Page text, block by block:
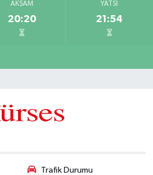
AKŞAM
20:20
YATSI
21:54
Trafik Durumu